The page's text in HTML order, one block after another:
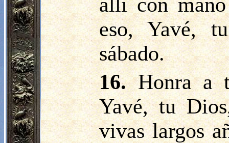
eso, Yavé,
sábado.
16.Honra a
Yavé, tu
vivas largos